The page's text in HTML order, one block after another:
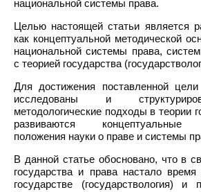
национальной системы права.
Целью настоящей статьи является
как концептуальной методической
национальной системы права,
с теорией государства
Для достижения поставленной
исследованы и
методологические подходы в теории
развиваются концептуальные
положения науки о праве и системы
В данной статье обосновано, что в
государства и права настало
государстве (государствология) и